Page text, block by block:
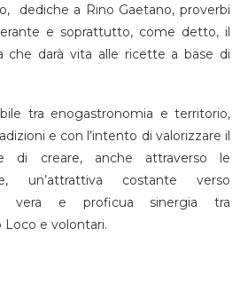
dediche a Rino Gaetano, proverbi
e soprattutto, come detto, il
che darà vita alle ricette a base di
tra enogastronomia e territorio,
e con l’intento di valorizzare il
di creare, anche attraverso le
un’attrattiva costante verso
e proficua sinergia tra
e volontari.